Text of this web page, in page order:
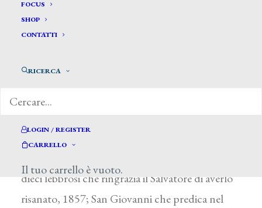
FOCUS
SHOP
CONTATTI
RICERCA
LOGIN / REGISTER
CARRELLO
Il tuo carrello è vuoto.
ACQUARONE LUIGI
Poche le notizie su questo pittore, che espose
(Veduta presa dal molo vecchio in Genova,
dieci lebbrosi che ringrazia il Salvatore di averlo
risanato, 1857; San Giovanni che predica nel